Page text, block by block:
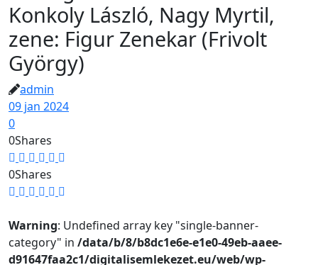
Konkoly László, Nagy Myrtil,
zene: Figur Zenekar (Frivolt
György)
admin
09 jan 2024
0
0Shares
0Shares
Warning: Undefined array key "single-banner-
category" in /data/b/8/b8dc1e6e-e1e0-49eb-aaee-
d91647faa2c1/digitalisemlekezet.eu/web/wp-